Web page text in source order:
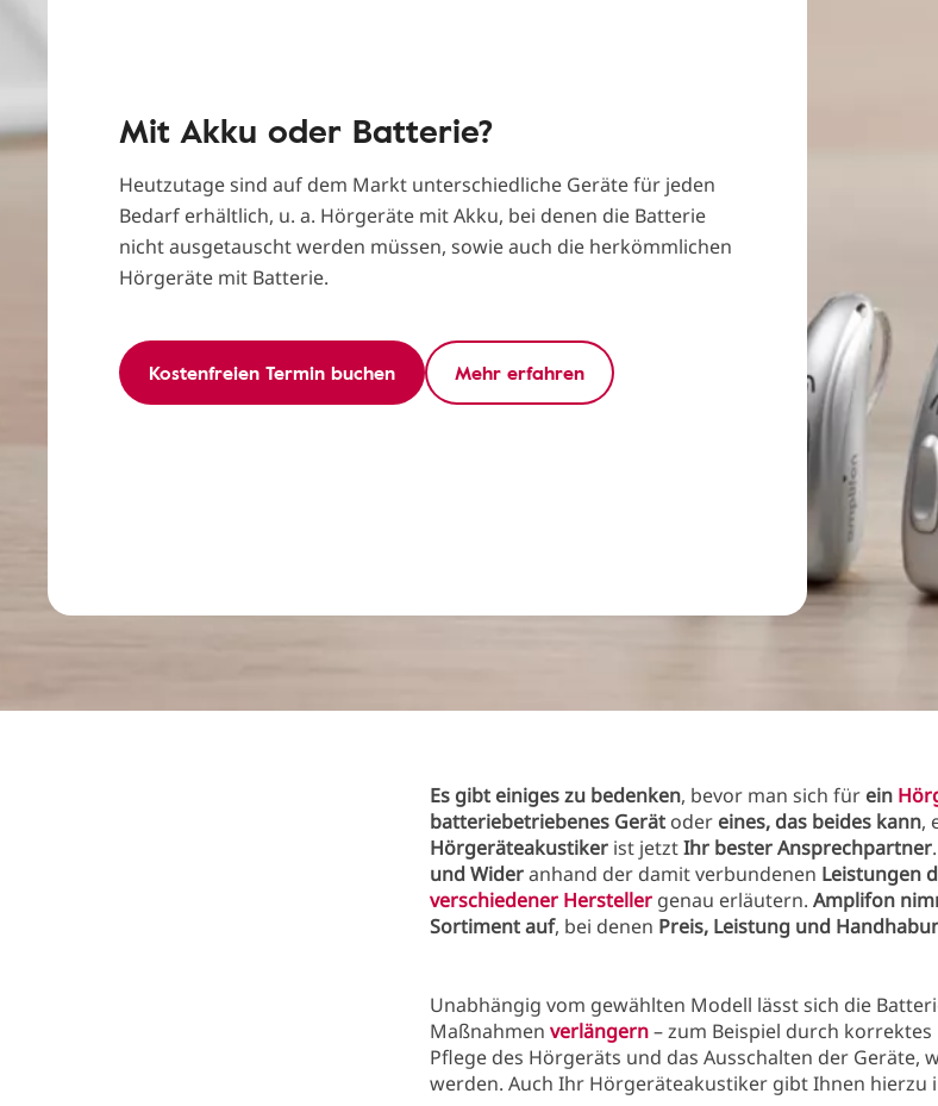
Mit Akku oder Batterie?
Heutzutage sind auf dem Markt unterschiedliche Geräte für jeden
Bedarf erhältlich, u. a. Hörgeräte mit Akku, bei denen die Batterie
nicht ausgetauscht werden müssen, sowie auch die herkömmlichen
Hörgeräte mit Batterie.
Kostenfreien Termin buchen Mehr erfahren
Es gibt einiges zu bedenken, bevor man sich für ein
batteriebetriebenes Gerät oder eines, das beides kann,
Hörgeräteakustiker ist jetztIhr bester Ansprechpartner
und Wideranhand der damit verbundenen Leistungen
verschiedener Hersteller genau erläutern. Amplifon
Sortiment auf, bei denen Preis, Leistung und
Unabhängig vom gewählten Modell lässt sich die
Maßnahmen verlängern– zum Beispiel durch
Pflege des Hörgeräts und das Ausschalten der Geräte,
werden. Auch Ihr Hörgeräteakustiker gibt Ihnen hierzu